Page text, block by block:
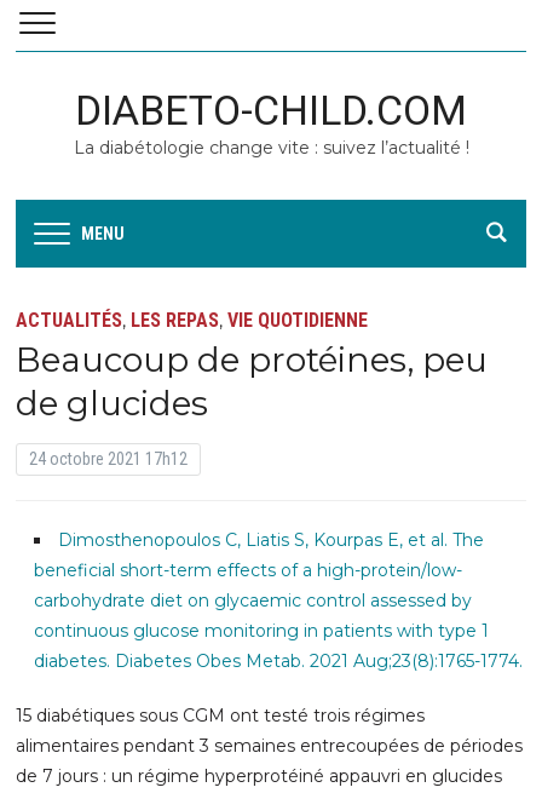
DIABETO-CHILD.COM
La diabétologie change vite : suivez l’actualité !
MENU
ACTUALITÉS, LES REPAS,VIE QUOTIDIENNE
Beaucoup de protéines, peu
de glucides
24 octobre 2021 17h12
Dimosthenopoulos C, Liatis S, Kourpas E, et al. The
beneficial short-term effects of a high-protein/low-
carbohydrate diet on glycaemic control assessed by
continuous glucose monitoring in patients with type 1
diabetes. Diabetes Obes Metab. 2021 Aug;23(8):1765-1774.
15 diabétiques sous CGM ont testé trois régimes
alimentaires pendant 3 semaines entrecoupées de périodes
de 7 jours : un régime hyperprotéiné appauvri en glucides